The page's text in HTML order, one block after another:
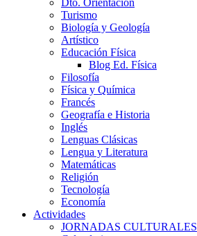
Dto. Orientación
Turismo
Biología y Geología
Artístico
Educación Física
Blog Ed. Física
Filosofía
Física y Química
Francés
Geografía e Historia
Inglés
Lenguas Clásicas
Lengua y Literatura
Matemáticas
Religión
Tecnología
Economía
Actividades
JORNADAS CULTURALES